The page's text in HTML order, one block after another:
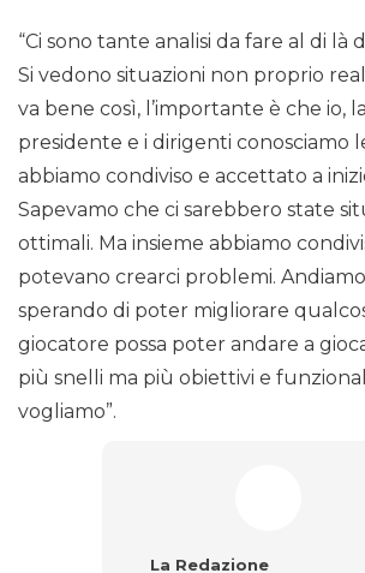
“Ci sono tante analisi da fare al di là
Si vedono situazioni non proprio
va bene così, l’importante è che io, la
presidente e i dirigenti conosciamo
abbiamo condiviso e accettato a
Sapevamo che ci sarebbero state
ottimali. Ma insieme abbiamo
potevano crearci problemi.
sperando di poter migliorare
giocatore possa poter andare a
più snelli ma più obiettivi e
vogliamo”.
La Redazione